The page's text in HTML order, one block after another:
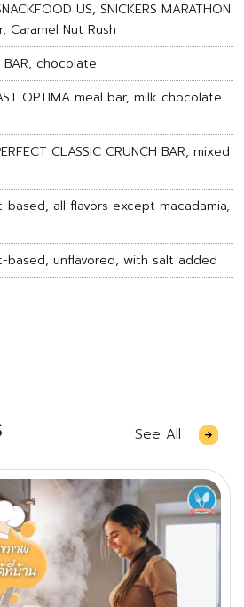
US, SNICKERS MARATHON
Caramel Nut Rush
BAR, chocolate
OPTIMA meal bar, milk chocolate
CLASSIC CRUNCH BAR, mixed
all flavors except macadamia,
based, unflavored, with salt added
See All